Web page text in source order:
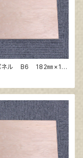
ネル B6 182㎜×12